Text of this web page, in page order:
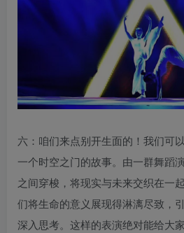
六：咱们来点别开生面的！我们可
一个时空之门的故事。由一群舞蹈
之间穿梭，将现实与未来交织在一
们将生命的意义展现得淋漓尽致，
深入思考。这样的表演绝对能给大